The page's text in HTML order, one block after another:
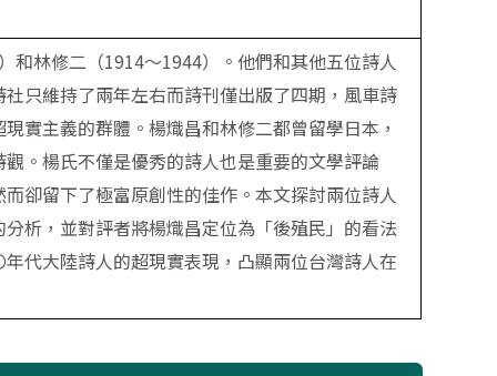
和林修二（1914～1944）。他們和其他五位詩人
只維持了兩年左右而詩刊僅出版了四期，風車詩
實主義的群體。楊熾昌和林修二都曾留學日本，
。楊氏不僅是優秀的詩人也是重要的文學評論
卻留下了極富原創性的佳作。本文探討兩位詩人
析，並對評者將楊熾昌定位為「後殖民」的看法
代大陸詩人的超現實表現，凸顯兩位台灣詩人在